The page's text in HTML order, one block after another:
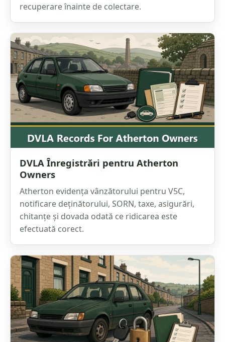
recuperare înainte de colectare.
DVLA Înregistrări pentru Atherton
Owners
Atherton evidența vânzătorului pentru V5C,
notificare deținătorului, SORN, taxe, asigurări,
chitanțe și dovada odată ce ridicarea este
efectuată corect.